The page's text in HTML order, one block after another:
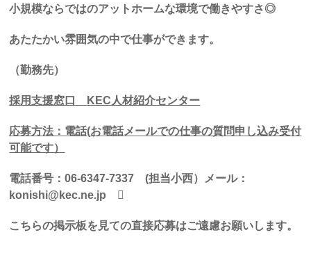
小規模ならではのアットホームな環境で働きやすさ◎
あたたかい雰囲気の中で仕事ができます。
（勤務先）
採用支援窓口 KEC 人材紹介センター
応募方法：電話(お電話メールでの仕事の質問申し込み受付
可能です）
電話番号：06-6347-7337 (担当小西）メール：
konishi@kec.ne.jp

こちらの掲示板を見ての直接応募はご遠慮お願いします。